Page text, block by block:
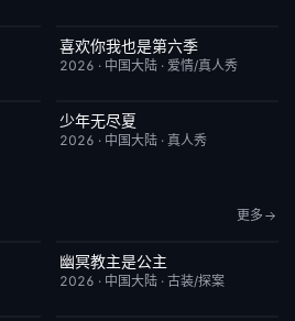
今日更新
喜欢你我也是第六季
2026 · 中国大陆 · 爱情/真人秀
今日更新
少年无尽夏
2026 · 中国大陆 · 真人秀
更多
已完结
幽冥教主是公主
2026 · 中国大陆 · 古装/探案